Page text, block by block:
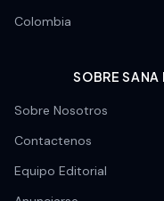
Colombia
SOBRE SANA
Sobre Nosotros
Contactenos
Equipo Editorial